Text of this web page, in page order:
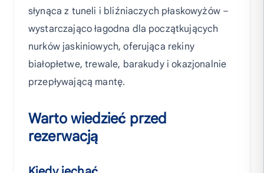
słynąca z tuneli i bliźniaczych płaskowyżów –
wystarczająco łagodna dla początkujących
nurków jaskiniowych, oferująca rekiny
białopłetwe, trewale, barakudy i okazjonalnie
przepływającą mantę.
Warto wiedzieć przed
rezerwacją